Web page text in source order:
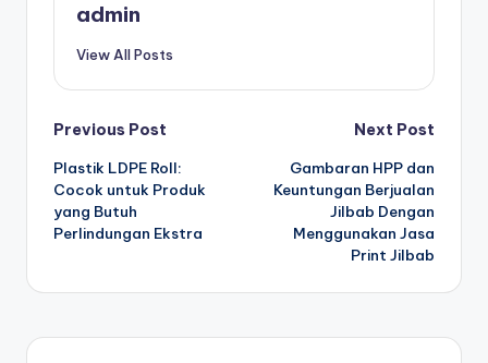
admin
View All Posts
Post
navigation
Previous Post
Plastik LDPE Roll:
Cocok untuk Produk
yang Butuh
Perlindungan Ekstra
Next Post
Gambaran HPP dan
Keuntungan Berjualan
Jilbab Dengan
Menggunakan Jasa
Print Jilbab